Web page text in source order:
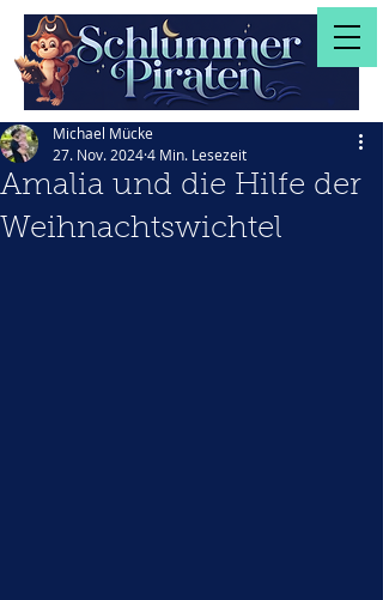
Amalia und die Hilfe der
Weihnachtswichtel
Michael Mücke
27. Nov. 20244 Min. Lesezeit